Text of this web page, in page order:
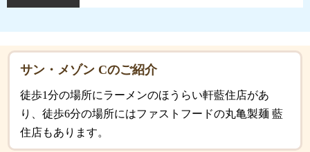
サン・メゾン Cのご紹介
徒歩1分の場所にラーメンのほうらい軒藍住店があ
り、徒歩6分の場所にはファストフードの丸亀製麺 藍
住店もあります。